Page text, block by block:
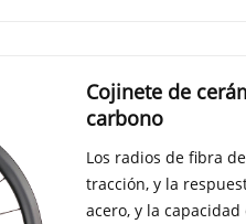
Cojinete de
carbono
Los radios de fibra
tracción, y la
acero, y la